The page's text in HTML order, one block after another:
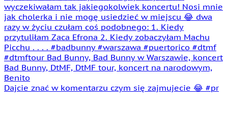
Dajcie znać w komentarzu czym się zajmujecie 😂 #pr